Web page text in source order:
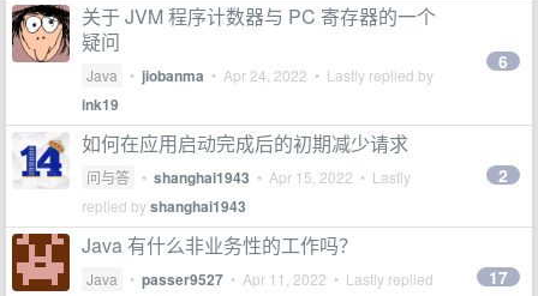
关于 JVM 程序计数器与 PC 寄存器的一个
疑问
Java • jiobanma • Apr 24, 2022 • Lastly replied by
ink19
6
如何在应用启动完成后的初期减少请求
问与答 • shanghai1943 • Apr 15, 2022 • Lastly
replied byshanghai1943
2
Java 有什么非业务性的工作吗？
Java • passer9527 • Apr 11, 2022 • Lastly replied
17